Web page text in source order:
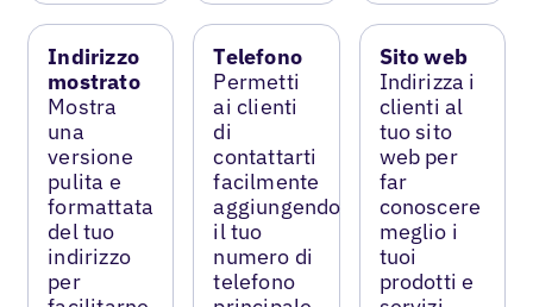
Indirizzo
mostrato
Mostra
una
versione
pulita e
formattata
del tuo
indirizzo
per
Telefono
Permetti
ai clienti
di
contattarti
facilmente
aggiungendo
il tuo
numero di
telefono
Sito web
Indirizza i
clienti al
tuo sito
web per
far
conoscere
meglio i
tuoi
prodotti e